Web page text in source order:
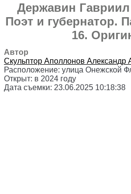
Державин
Поэт и губернатор.
16.
Автор
Скульптор Аполлонов Александр
Расположение: улица Онежской
Открыт: в 2024 году
Дата съемки: 23.06.2025 10:18:38